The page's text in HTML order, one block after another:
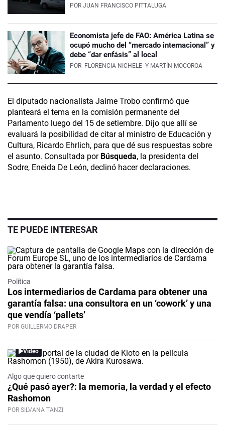
POR JUAN FRANCISCO PITTALUGA
Economista jefe de FAO: América Latina se
ocupó mucho del “mercado internacional” y
debe “dar enfásis” al local
POR FLORENCIA NICHELE Y MARTÍN MOCOROA
El diputado nacionalista Jaime Trobo confirmó que
planteará el tema en la comisión permanente del
Parlamento luego del 15 de setiembre. Dijo que allí se
evaluará la posibilidad de citar al ministro de Educación y
Cultura, Ricardo Ehrlich, para que dé sus respuestas sobre
el asunto. Consultada por Búsqueda, la presidenta del
Sodre, Eneida De León, declinó hacer declaraciones.
TE PUEDE INTERESAR
Política
Los intermediarios de Cardama para obtener una
garantía falsa: una consultora en un ‘cowork’ y una
que vendía ‘pallets’
POR GUILLERMO DRAPER
Video
Algo que quiero contarte
¿Qué pasó ayer?: la memoria, la verdad y el efecto
Rashomon
POR SILVANA TANZI